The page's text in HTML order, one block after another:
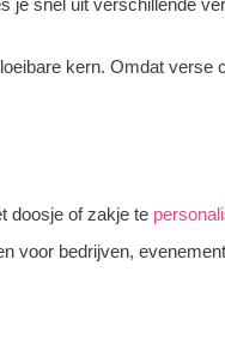
je snel uit verschillende
kern. Omdat verse
doosje of zakje te
voor bedrijven,